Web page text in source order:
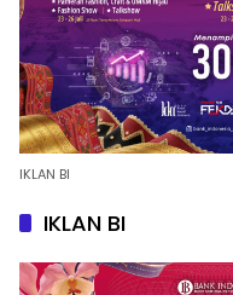
IKLAN BI
IKLAN BI